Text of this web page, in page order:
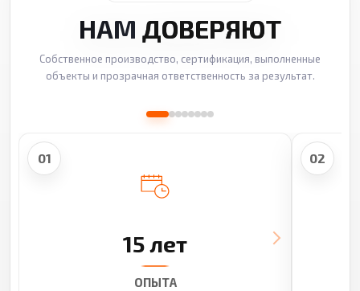
НАМ ДОВЕРЯЮТ
Собственное производство, сертификация, выполненные
объекты и прозрачная ответственность за результат.
01
15 лет
ОПЫТА
02